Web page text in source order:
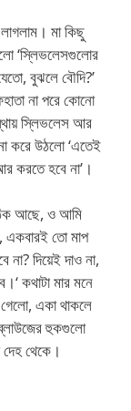
মা কিছু
‘স্লিভলেসগুলোর
বুঝলে বৌদি?’
না পরে কোনো
স্লিভলেস আর
করে উঠলো ‘এতেই
করতে হবে না’।
আছে, ও আমি
একবারই তো মাপ
দিয়েই দাও না,
কথাটা মার মনে
একা থাকলে
হুকগুলো
থেকে।